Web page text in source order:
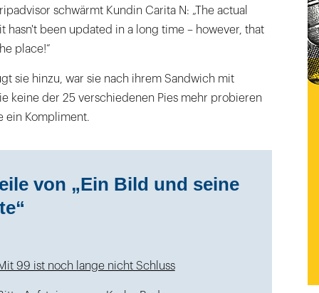
schwärmt Kundin Carita N: „The actual
hasn't been updated in a long time – however, that
place!“
sie hinzu, war sie nach ihrem Sandwich mit
keine der 25 verschiedenen Pies mehr probieren
ein Kompliment.
von „Ein Bild und seine
99 ist noch lange nicht Schluss